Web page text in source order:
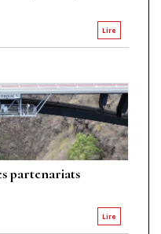
Lire
partenariats
Lire